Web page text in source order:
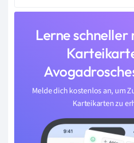
Lerne schneller
Melde dich kostenlos an, um
Karteikarten zu